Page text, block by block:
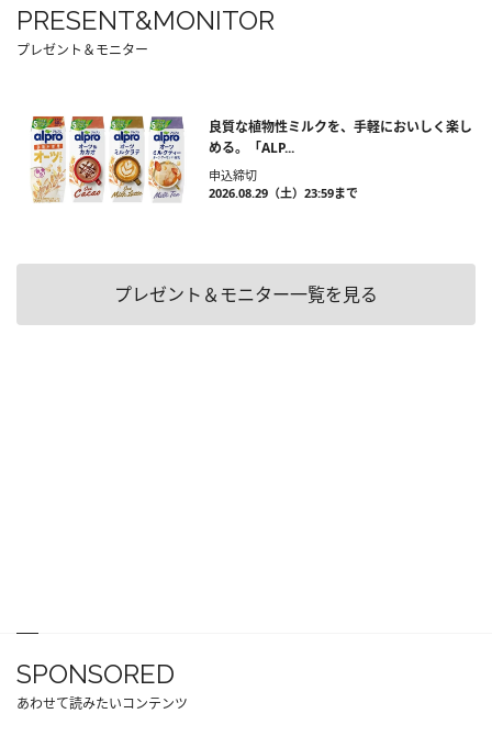
PRESENT&MONITOR
プレゼント＆モニター
良質な植物性ミルクを、手軽においしく楽し
める。「ALP...
申込締切
2026.08.29（土）23:59まで
プレゼント＆モニター一覧を見る
SPONSORED
あわせて読みたいコンテンツ